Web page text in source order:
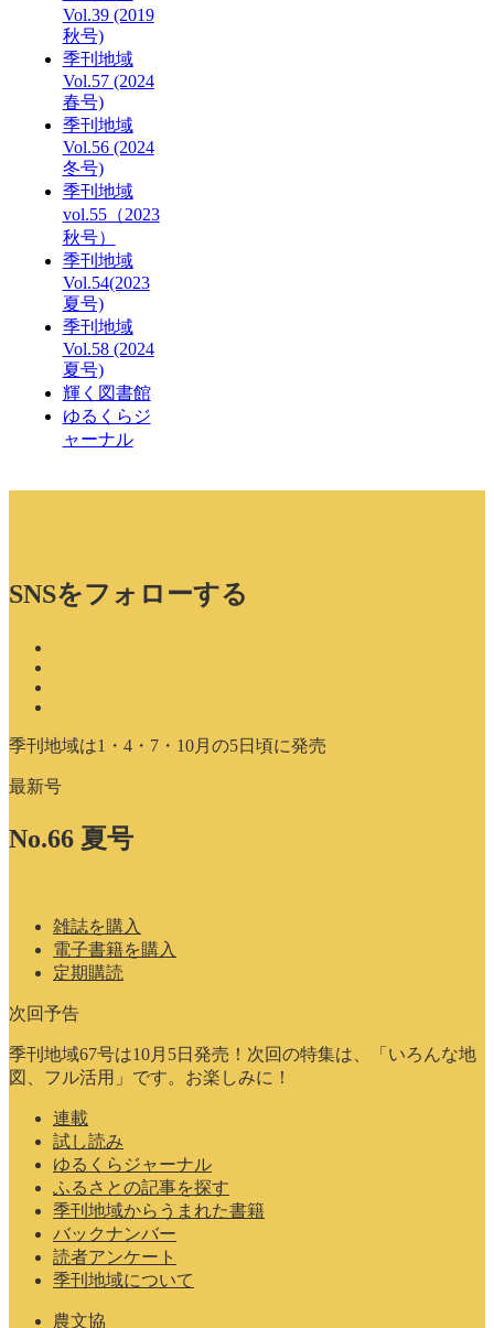
Vol.39 (2019
秋号)
季刊地域
Vol.57 (2024
春号)
季刊地域
Vol.56 (2024
冬号)
季刊地域
vol.55（2023
秋号）
季刊地域
Vol.54(2023
夏号)
季刊地域
Vol.58 (2024
夏号)
輝く図書館
ゆるくらジ
ャーナル
SNSをフォローする
季刊地域は1・4・7・10月の5日頃に発売
最新号
No.66 夏号
雑誌を購入
電子書籍を購入
定期購読
次回予告
季刊地域67号は10月5日発売！次回の特集は、「いろんな地
図、フル活用」です。お楽しみに！
連載
試し読み
ゆるくらジャーナル
ふるさとの記事を探す
季刊地域からうまれた書籍
バックナンバー
読者アンケート
季刊地域について
農文協